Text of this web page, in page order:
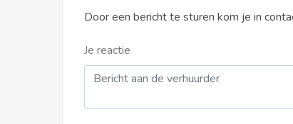
Door een bericht te sturen kom je in
Je reactie